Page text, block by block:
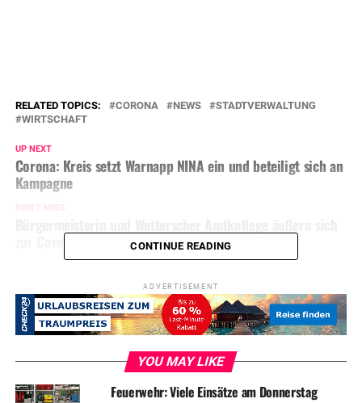
RELATED TOPICS: CORONA NEWS
STADTVERWALTUNG
WIRTSCHAFT
UP NEXT
Corona: Kreis setzt Warnapp NINA ein und beteiligt sich an
Kampagne
DON'T MISS
zur Corona-Krise
CONTINUE READING
ADVERTISEMENT
YOU MAY LIKE
Feuerwehr: Viele Einsätze am Donnerstag